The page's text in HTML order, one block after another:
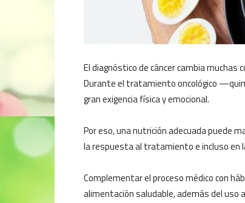
El diagnóstico de cáncer cambia muchas
Durante el tratamiento oncológico
gran exigencia física y emocional.
Por eso, una nutrición adecuada puede
la respuesta al tratamiento e incluso en
Complementar el proceso médico con
alimentación saludable, además del uso